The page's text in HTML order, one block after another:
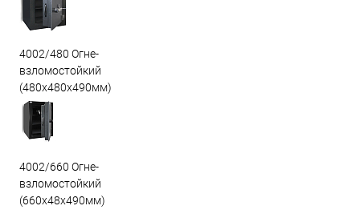
4002/480 Огне-
взломостойкий
(480х480х490мм)
4002/660 Огне-
взломостойкий
(660х48х490мм)